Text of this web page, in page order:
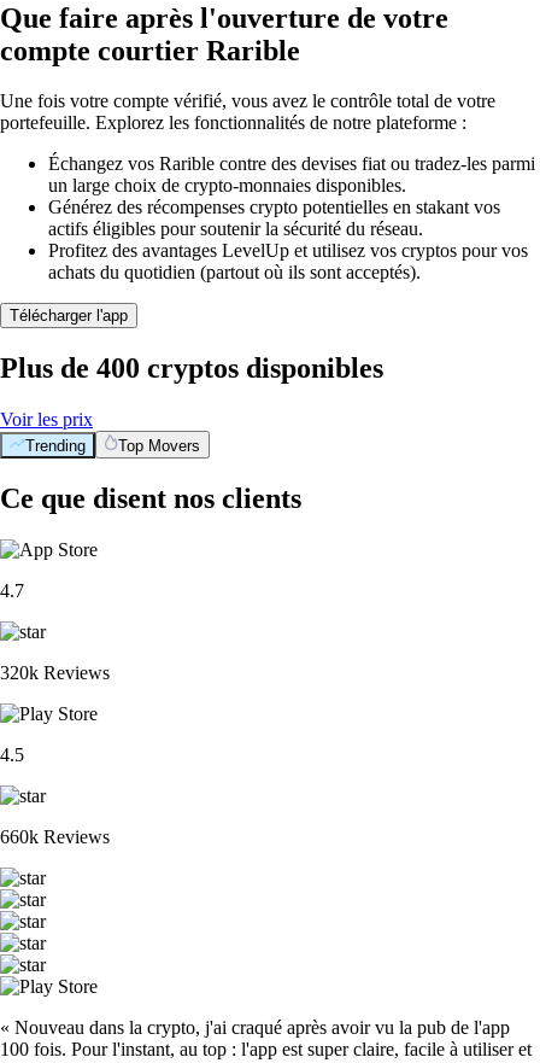
Que faire après l'ouverture de votre
compte courtier Rarible
Une fois votre compte vérifié, vous avez le contrôle total de votre
portefeuille. Explorez les fonctionnalités de notre plateforme :
Échangez vos Rarible contre des devises fiat ou tradez-les parmi
un large choix de crypto-monnaies disponibles.
Générez des récompenses crypto potentielles en stakant vos
actifs éligibles pour soutenir la sécurité du réseau.
Profitez des avantages LevelUp et utilisez vos cryptos pour vos
achats du quotidien (partout où ils sont acceptés).
Télécharger l'app
Plus de 400 cryptos disponibles
Voir les prix
Trending Top Movers
Ce que disent nos clients
4.7
320k Reviews
4.5
660k Reviews
« Nouveau dans la crypto, j'ai craqué après avoir vu la pub de l'app
100 fois. Pour l'instant, au top : l'app est super claire, facile à utiliser et